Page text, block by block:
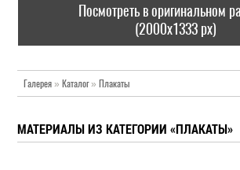
Посмотреть в оригинальном
(2000x1333 px)
Галерея » Каталог» Плакаты
МАТЕРИАЛЫ ИЗ КАТЕГОРИИ «ПЛАКАТЫ»